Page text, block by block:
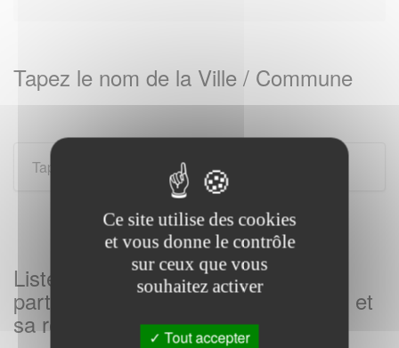
Tapez le nom de la Ville / Commune
Listes des Services des impôts aux
particuliers sur AUDUN LE ROMAN et
sa region
Ce site utilise des cookies
et vous donne le contrôle
sur ceux que vous
souhaitez activer
Tout accepter